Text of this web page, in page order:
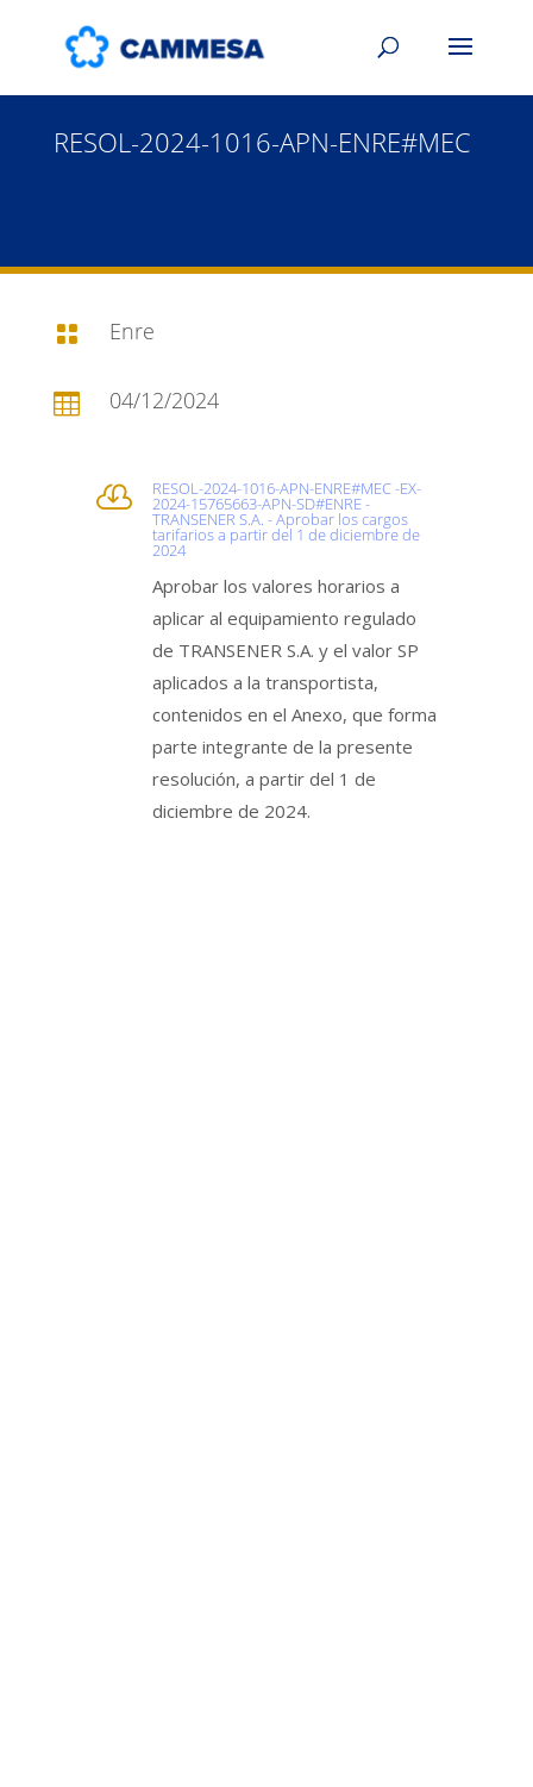
RESOL-2024-1016-APN-ENRE#MEC
 Enre
 04/12/2024
 RESOL-2024-1016-APN-ENRE#MEC -EX-
2024-15765663-APN-SD#ENRE -
TRANSENER S.A. - Aprobar los cargos
tarifarios a partir del 1 de diciembre de
2024
Aprobar los valores horarios a
aplicar al equipamiento regulado
de TRANSENER S.A. y el valor SP
aplicados a la transportista,
contenidos en el Anexo, que forma
parte integrante de la presente
resolución, a partir del 1 de
diciembre de 2024.